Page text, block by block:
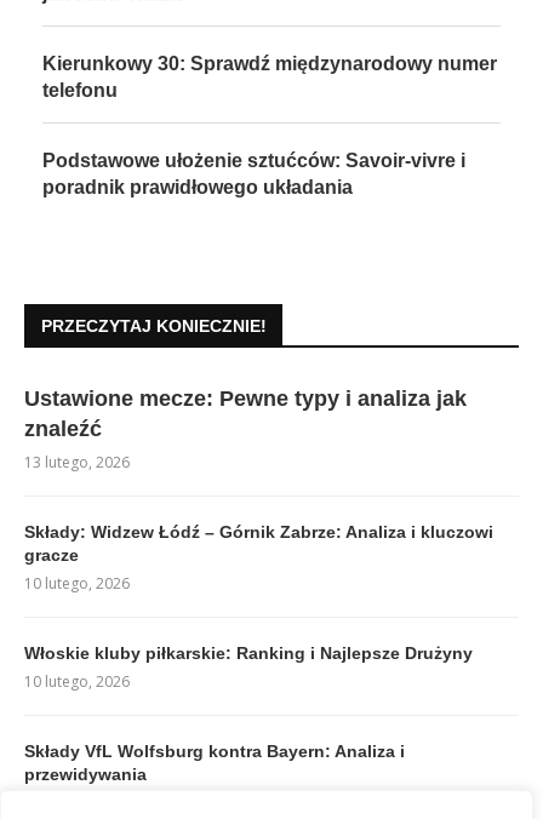
Kierunkowy 30: Sprawdź międzynarodowy numer
telefonu
Podstawowe ułożenie sztućców: Savoir-vivre i
poradnik prawidłowego układania
PRZECZYTAJ KONIECZNIE!
Ustawione mecze: Pewne typy i analiza jak
znaleźć
13 lutego, 2026
Składy: Widzew Łódź – Górnik Zabrze: Analiza i kluczowi
gracze
10 lutego, 2026
Włoskie kluby piłkarskie: Ranking i Najlepsze Drużyny
10 lutego, 2026
Składy VfL Wolfsburg kontra Bayern: Analiza i
przewidywania